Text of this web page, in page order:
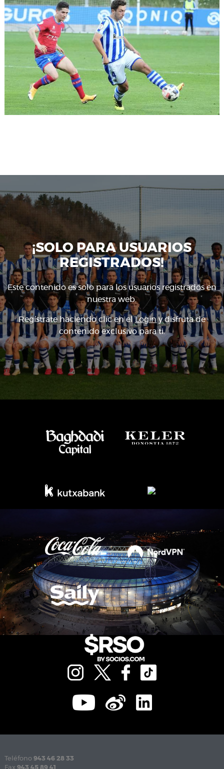
¡SOLO PARA USUARIOS
REGISTRADOS!
Este contenido es solo para los usuarios registrados en
nuestra web.
Regístrate haciendo clic en elLoginy disfruta de
contenido exclusivo para ti.
Teléfono 943 46 28 33